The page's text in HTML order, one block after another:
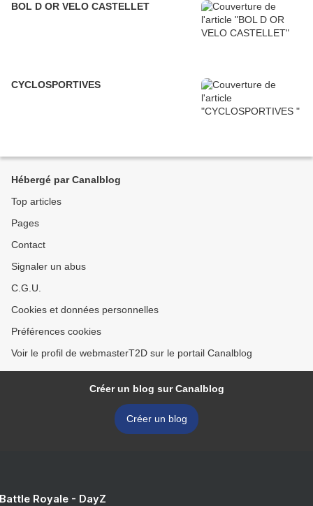
BOL D OR VELO CASTELLET
CYCLOSPORTIVES
Hébergé par Canalblog
Top articles
Pages
Contact
Signaler un abus
C.G.U.
Cookies et données personnelles
Préférences cookies
Voir le profil de webmasterT2D sur le portail Canalblog
Créer un blog sur Canalblog
Créer un blog
Royale - DayZ